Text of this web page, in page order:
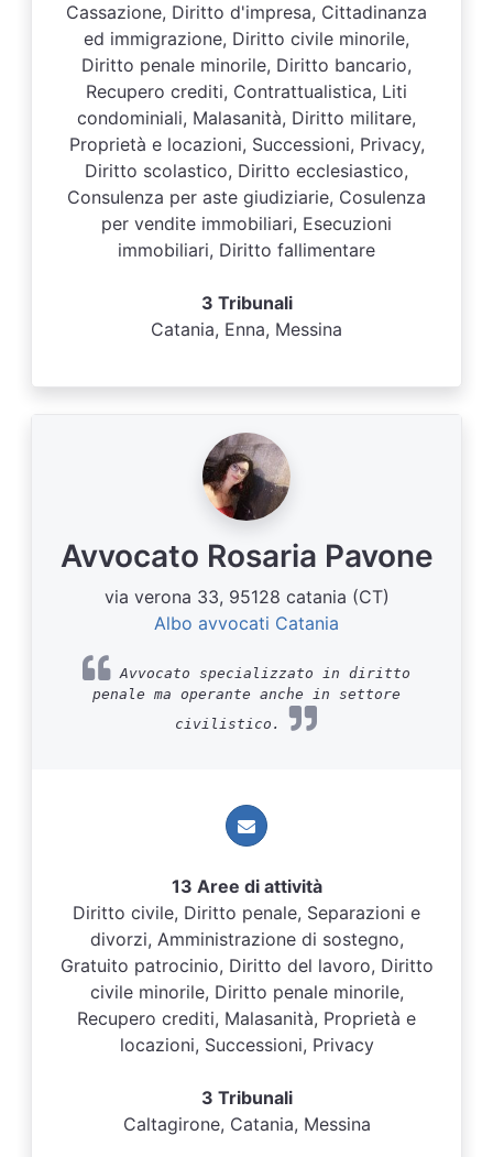
Cassazione, Diritto d'impresa, Cittadinanza
ed immigrazione, Diritto civile minorile,
Diritto penale minorile, Diritto bancario,
Recupero crediti, Contrattualistica, Liti
condominiali, Malasanità, Diritto militare,
Proprietà e locazioni, Successioni, Privacy,
Diritto scolastico, Diritto ecclesiastico,
Consulenza per aste giudiziarie, Cosulenza
per vendite immobiliari, Esecuzioni
immobiliari, Diritto fallimentare
3 Tribunali
Catania, Enna, Messina
Avvocato Rosaria Pavone
via verona 33, 95128 catania (CT)
Albo avvocati Catania
Avvocato specializzato in diritto
penale ma operante anche in settore
civilistico.
13 Aree di attività
Diritto civile, Diritto penale, Separazioni e
divorzi, Amministrazione di sostegno,
Gratuito patrocinio, Diritto del lavoro, Diritto
civile minorile, Diritto penale minorile,
Recupero crediti, Malasanità, Proprietà e
locazioni, Successioni, Privacy
3 Tribunali
Caltagirone, Catania, Messina